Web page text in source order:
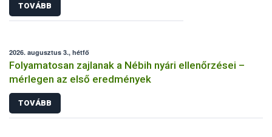
TOVÁBB
2026. augusztus 3., hétfő
Folyamatosan zajlanak a Nébih nyári ellenőrzései –
mérlegen az első eredmények
TOVÁBB